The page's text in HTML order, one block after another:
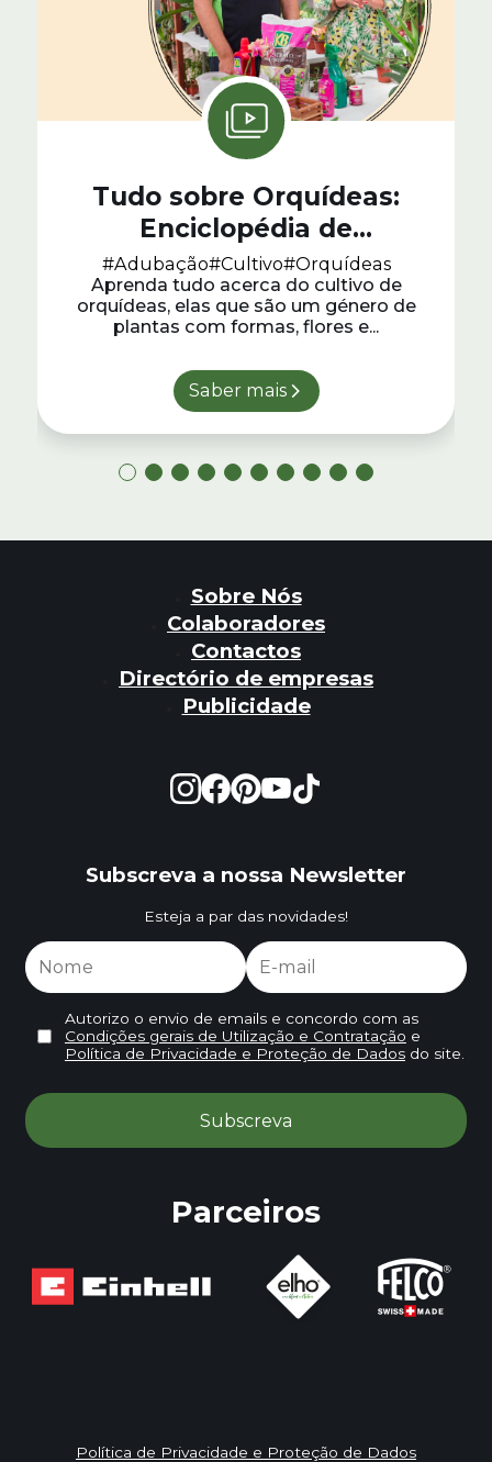
Tudo sobre Orquídeas:
Enciclopédia de
Jardinagem #5
#Adubação#Cultivo#Orquídeas
Aprenda tudo acerca do cultivo de
orquídeas, elas que são um género de
plantas com formas, flores e...
Saber mais
Sobre Nós
Colaboradores
Contactos
Directório de empresas
Publicidade
Subscreva a nossa Newsletter
Esteja a par das novidades!
Autorizo o envio de emails e concordo com as
Condições gerais de Utilização e Contratação e
Política de Privacidade e Proteção de Dadosdo site.
Parceiros
Política de Privacidade e Proteção de Dados